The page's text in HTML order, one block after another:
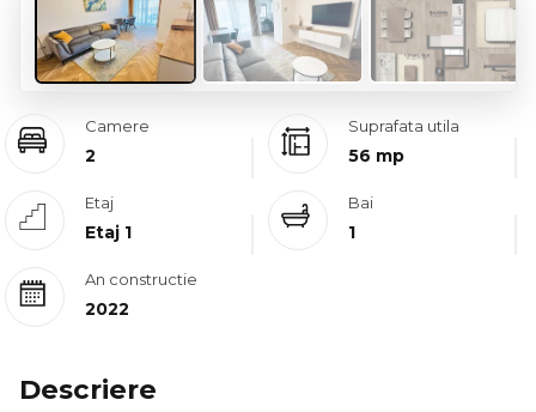
Camere
2
Suprafata utila
56 mp
Etaj
Etaj 1
Bai
1
An constructie
2022
Descriere